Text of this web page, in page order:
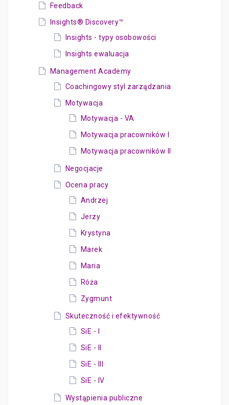
Feedback
Insights® Discovery™
Insights - typy osobowości
Insights ewaluacja
Management Academy
Coachingowy styl zarządzania
Motywacja
Motywacja - VA
Motywacja pracowników I
Motywacja pracowników II
Negocjacje
Ocena pracy
Andrzej
Jerzy
Krystyna
Marek
Maria
Róża
Zygmunt
Skuteczność i efektywność
SiE - I
SiE - II
SiE - III
SiE - IV
Wystąpienia publiczne